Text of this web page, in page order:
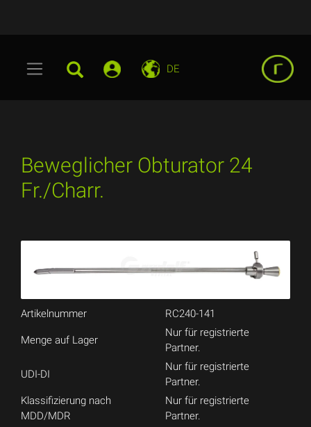
DE
Beweglicher Obturator 24
Fr./Charr.
Artikelnummer RC240-141
Menge auf Lager
Nur für registrierte
Partner.
UDI-DI
Nur für registrierte
Partner.
Klassifizierung nach
MDD/MDR
Nur für registrierte
Partner.